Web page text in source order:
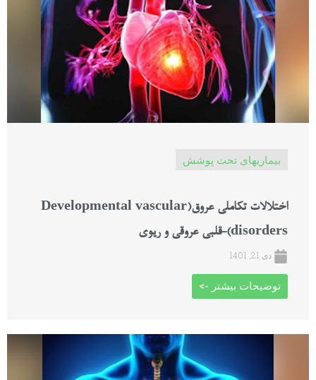
بیماریهای تحت پوشش
اختلالات تکاملی عروق(Developmental vascular
disorders)-قلبی عروقی و ریوی
دی 21, 1401
توضیحات بیشتر ->